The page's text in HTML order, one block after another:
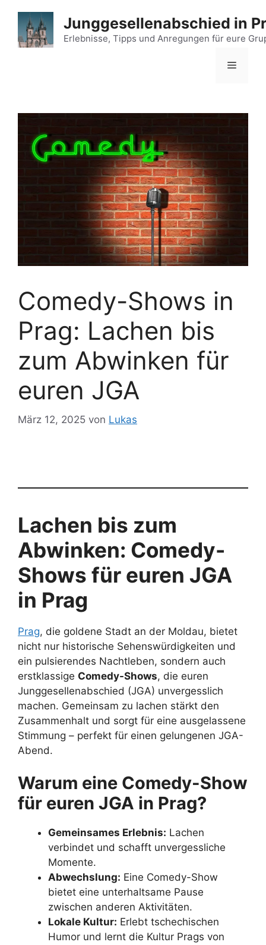
Inhalt
springen
Junggesellenabschied in
Erlebnisse, Tipps und Anregungen für eure
Menü
Comedy-Shows in
Prag: Lachen bis
zum Abwinken für
euren JGA
März 12, 2025 von Lukas
Lachen bis zum
Abwinken: Comedy-
Shows für euren JGA
in Prag
Prag, die goldene Stadt an der Moldau, bietet
nicht nur historische Sehenswürdigkeiten und
ein pulsierendes Nachtleben, sondern auch
erstklassige Comedy-Shows, die euren
Junggesellenabschied (JGA) unvergesslich
machen. Gemeinsam zu lachen stärkt den
Zusammenhalt und sorgt für eine ausgelassene
Stimmung – perfekt für einen gelungenen JGA-
Abend.
Warum eine Comedy-Show
für euren JGA in Prag?
Gemeinsames Erlebnis: Lachen
verbindet und schafft unvergessliche
Momente.
Abwechslung: Eine Comedy-Show
bietet eine unterhaltsame Pause
zwischen anderen Aktivitäten.
Lokale Kultur: Erlebt tschechischen
Humor und lernt die Kultur Prags von